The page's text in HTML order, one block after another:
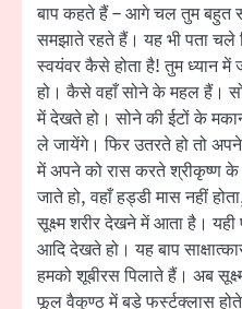
बाप कहते हैं – आगे चल तुम बहुत
समझाते रहते हैं। यह भी पता चले
स्वयंवर कैसे होता है! तुम ध्यान
हो। कैसे वहाँ सोने के महल हैं।
में देखते हो। सोने की ईटों के
ले जायेंगे। फिर उतरते हो तो अपने
में अपने को रास करते श्रीकृष्ण
जाते हो, वहाँ हड्डी मास नहीं
सूक्ष्म शरीर देखने में आता है। यही
आदि देखते हो। यह बाप
हमको शूबीरस पिलाते हैं। अब
फूल वैकुण्ठ में बड़े फर्स्टक्लास होते